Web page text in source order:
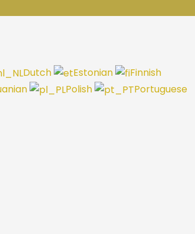
Dutch Estonian
Finnish
Polish
Portuguese